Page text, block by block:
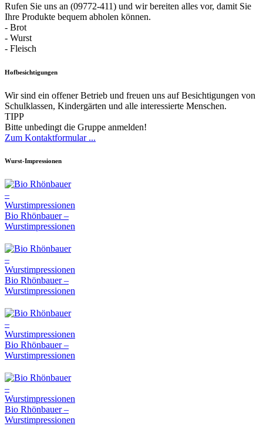
Rufen Sie uns an (09772-411) und wir bereiten alles vor, damit Sie
Ihre Produkte bequem abholen können.
- Brot
- Wurst
- Fleisch
Hofbesichtigungen
Wir sind ein offener Betrieb und freuen uns auf Besichtigungen von
Schulklassen, Kindergärten und alle interessierte Menschen.
TIPP
Bitte unbedingt die Gruppe anmelden!
Zum Kontaktformular ...
Wurst-Impressionen
Bio Rhönbauer –
Wurstimpressionen
Bio Rhönbauer –
Wurstimpressionen
Bio Rhönbauer –
Wurstimpressionen
Bio Rhönbauer –
Wurstimpressionen